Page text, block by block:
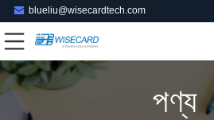
blueliu@wisecardtech.com
পণ্য